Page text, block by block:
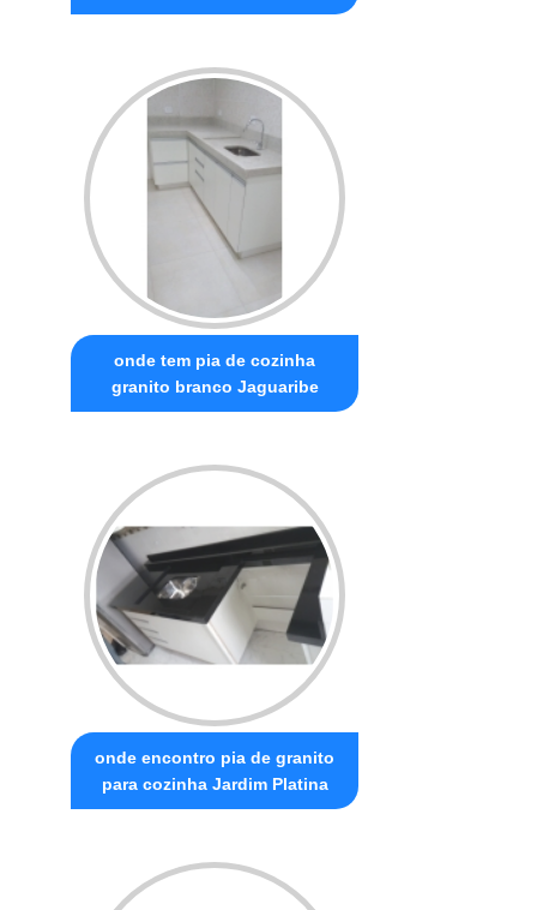
onde tem pia de cozinha
granito branco Jaguaribe
onde encontro pia de granito
para cozinha Jardim Platina